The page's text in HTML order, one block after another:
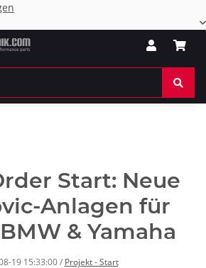
Start: Neue
Anlagen für
& Yamaha
19 15:33:00 / Projekt - Start